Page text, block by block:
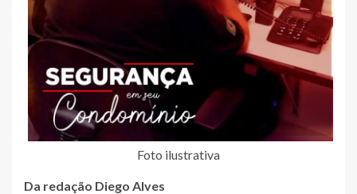
Foto ilustrativa
Da redação Diego Alves